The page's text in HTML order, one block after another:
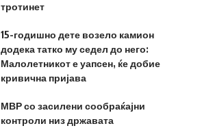
тротинет
15-годишно дете возело камион
додека татко му седел до него:
Малолетникот е уапсен, ќе добие
кривична пријава
МВР со засилени сообраќајни
контроли низ државата